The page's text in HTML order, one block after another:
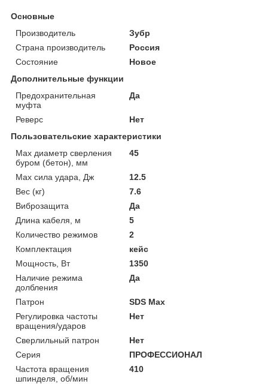
Основные
Производитель
Зубр
Страна производитель
Россия
Состояние
Новое
Дополнительные функции
Предохранительная
муфта
Да
Реверс
Нет
Пользовательские характеристики
Max диаметр сверления
буром (бетон), мм
45
Max сила удара, Дж
12.5
Вес (кг)
7.6
Виброзащита
Да
Длина кабеля, м
5
Количество режимов
2
Комплектация
кейс
Мощность, Вт
1350
Наличие режима
долбления
Да
Патрон
SDS Max
Регулировка частоты
вращения/ударов
Нет
Сверлильный патрон
Нет
Серия
ПРОФЕССИОНАЛ
Частота вращения
шпинделя, об/мин
410